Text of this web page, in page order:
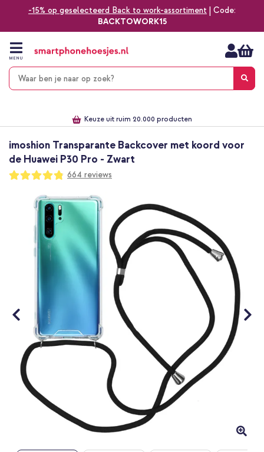
-15% op geselecteerd Back to work-assortiment | Code:
BACKTOWORK15
naar
inhoud
MENU
Keuze uit ruim 20.000 producten
imoshion Transparante Backcover met koord voor
de Huawei P30 Pro - Zwart
Waardering:
96
100
664 reviews
afbeeldingen-